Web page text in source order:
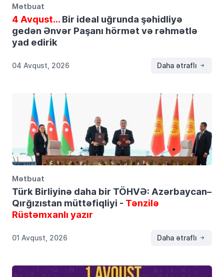
Mətbuat
4 Avqust…Bir ideal uğrunda şəhidliyə
gedən Ənvər Paşanı hörmət və rəhmətlə
yad edirik
04 Avqust, 2026 Daha ətraflı
Mətbuat
Türk Birliyinə daha bir TÖHVƏ: Azərbaycan–
Qırğızıstan müttəfiqliyi - Tənzilə
Rüstəmxanlı yazır
01 Avqust, 2026 Daha ətraflı